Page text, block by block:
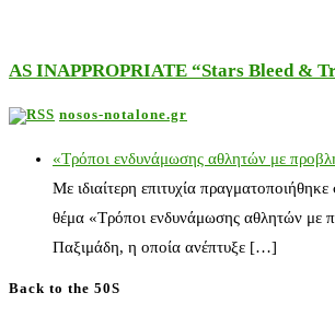
AS INAPPROPRIATE “Stars Bleed &
nosos-notalone.gr
«Τρόποι ενδυνάμωσης αθλητών με
Με ιδιαίτερη επιτυχία
θέμα «Τρόποι ενδυνάμωσης αθλητών με
Παξιμάδη, η οποία ανέπτυξε […]
Back to the 50S